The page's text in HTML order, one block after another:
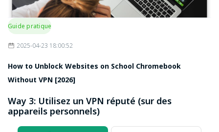
Guide pratique
2025-04-23 18:00:52
How to Unblock Websites on School Chromebook
Without VPN [2026]
Way 3: Utilisez un VPN réputé (sur des
appareils personnels)